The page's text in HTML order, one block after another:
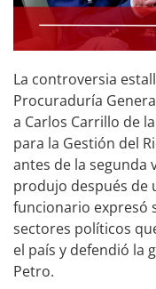
La controversia
Procuraduría
a Carlos Carrillo de
para la Gestión del
antes de la segunda
produjo después de
funcionario expresó
sectores políticos
el país y defendió la
Petro.